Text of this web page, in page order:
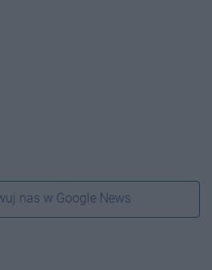
nas w Google News